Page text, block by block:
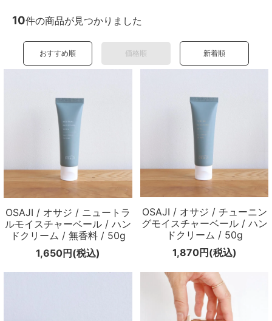
10件の商品が見つかりました
おすすめ順 価格順 新着順
OSAJI / オサジ / ニュートラ
ルモイスチャーベール / ハン
ドクリーム / 無香料 / 50g
1,650円(税込)
OSAJI / オサジ / チューニン
グモイスチャーベール / ハン
ドクリーム / 50g
1,870円(税込)